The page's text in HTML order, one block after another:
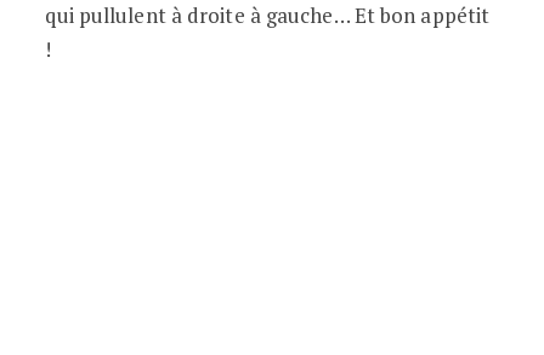
qui pullulent à droite à gauche… Et bon appétit
!